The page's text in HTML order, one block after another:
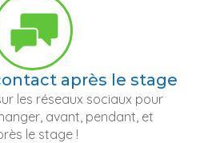
après le stage
les réseaux sociaux pour
avant, pendant, et
le stage !